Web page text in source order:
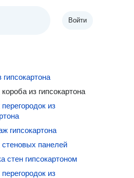
Войти
из гипсокартона
из
гипсокартона
панелей
стен гипсокартоном
из